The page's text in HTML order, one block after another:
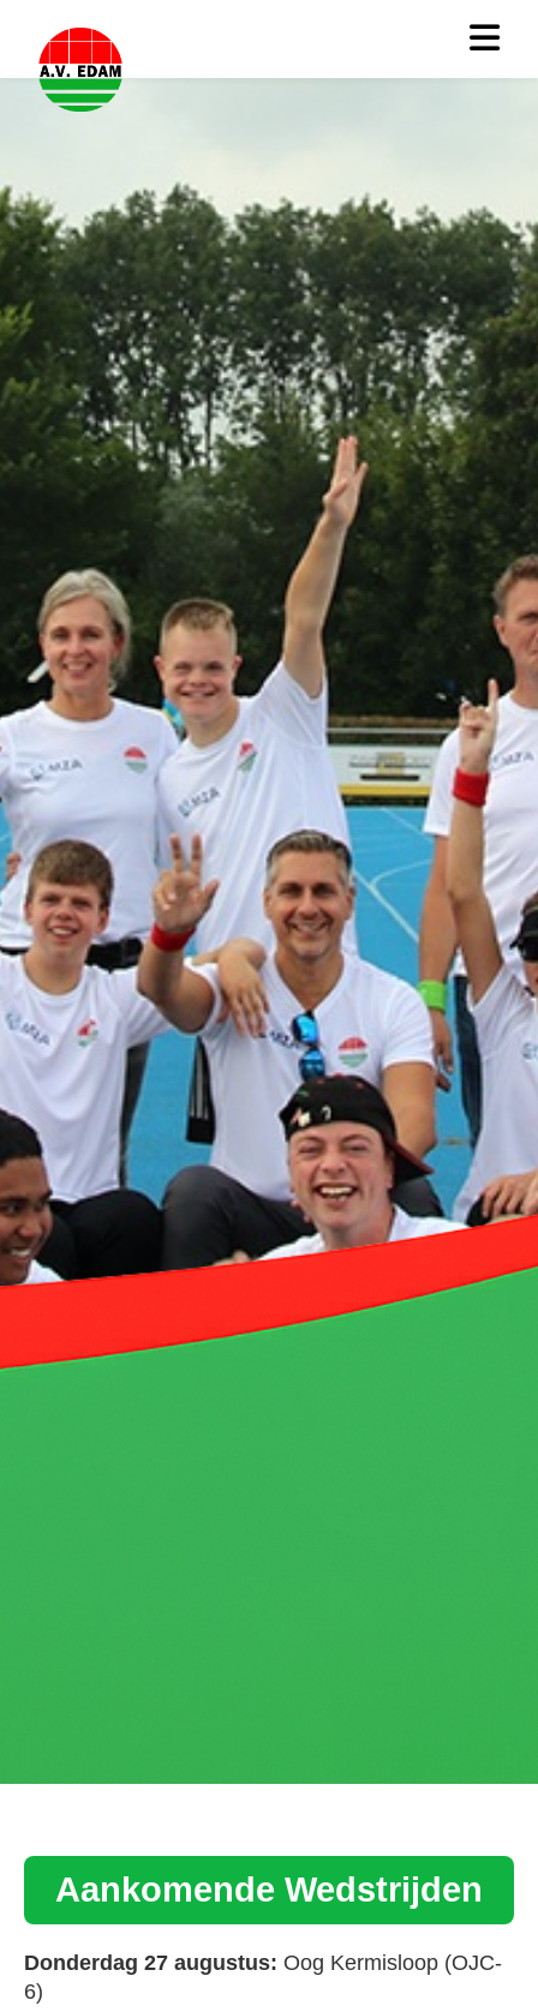
Aankomende Wedstrijden
Donderdag 27 augustus: Oog Kermisloop (OJC-
6)